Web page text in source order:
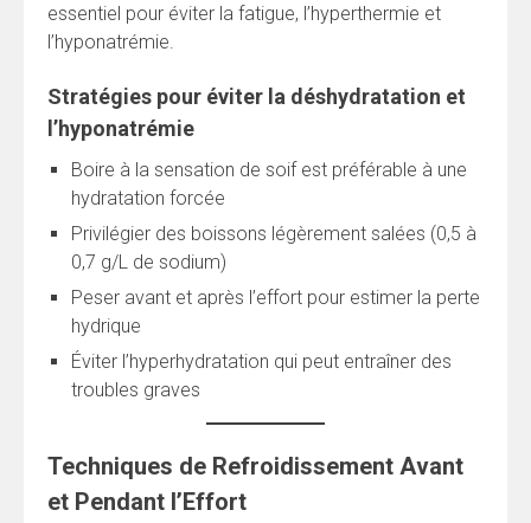
essentiel pour éviter la fatigue, l’hyperthermie et
l’hyponatrémie.
Stratégies pour éviter la déshydratation et
l’hyponatrémie
Boire à la sensation de soif est préférable à une
hydratation forcée
Privilégier des boissons légèrement salées (0,5 à
0,7 g/L de sodium)
Peser avant et après l’effort pour estimer la perte
hydrique
Éviter l’hyperhydratation qui peut entraîner des
troubles graves
Techniques de Refroidissement Avant
et Pendant l’Effort